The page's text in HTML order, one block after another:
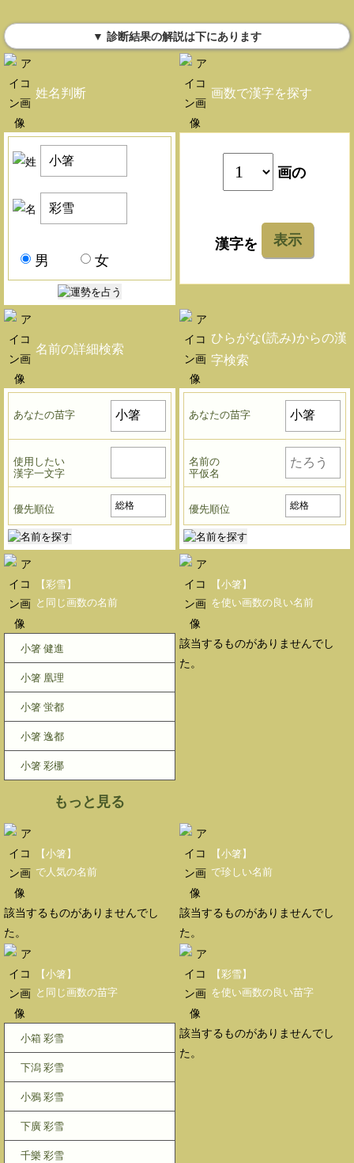
▼ 診断結果の解説は下にあります
姓名判断
男 女
画数で漢字を探す
画の
漢字を 表示
名前の詳細検索
あなたの苗字
使用したい
漢字一文字
優先順位
ひらがな(読み)からの漢
字検索
あなたの苗字
名前の
平仮名
優先順位
【彩雪】
と同じ画数の名前
小箸 健進
小箸 凰理
小箸 蛍都
小箸 逸都
小箸 彩梛
もっと見る
【小箸】
を使い画数の良い名前
該当するものがありませんでし
た。
【小箸】
で人気の名前
該当するものがありませんでし
た。
【小箸】
で珍しい名前
該当するものがありませんでし
た。
【小箸】
と同じ画数の苗字
小箱 彩雪
下潟 彩雪
小鴉 彩雪
下廣 彩雪
千樂 彩雪
【彩雪】
を使い画数の良い苗字
該当するものがありませんでし
た。